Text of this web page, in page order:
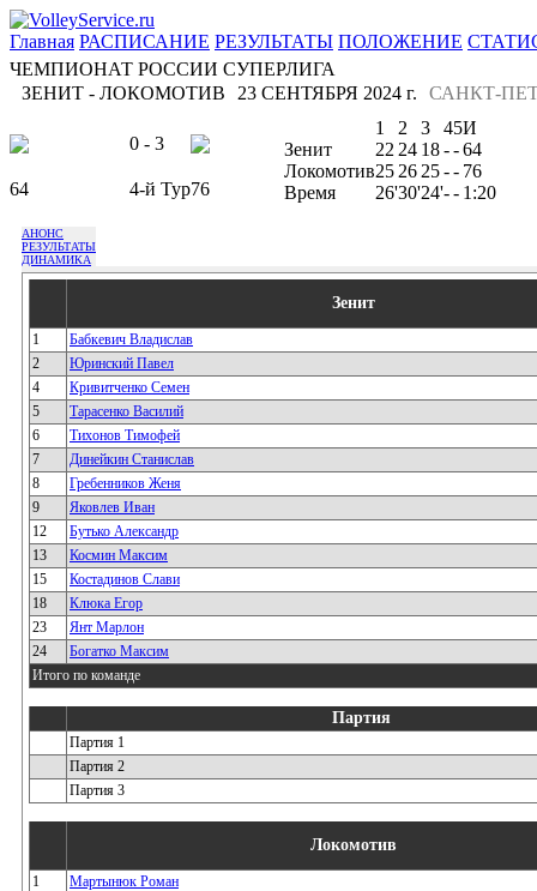
Главная РАСПИСАНИЕ РЕЗУЛЬТАТЫ ПОЛОЖЕНИЕ
ЧЕМПИОНАТ РОССИИ СУПЕРЛИГА
ЗЕНИТ - ЛОКОМОТИВ
САНКТ-
23 СЕНТЯБРЯ 2024 г.
0 - 3
64 4-й Тур76
1 2 3 45И
Зенит
22 24 18--64
Локомотив25 26 25-- 76
Время
26'30'24'-- 1:20
АНОНС
РЕЗУЛЬТАТЫ
ДИНАМИКА
Зенит
1
Бабкевич Владислав
2
Юринский Павел
4
Кривитченко Семен
5
Тарасенко Василий
6
Тихонов Тимофей
7
Динейкин Станислав
8
Гребенников Женя
9
Яковлев Иван
12
Бутько Александр
13
Космин Максим
15
Костадинов Слави
18
Клюка Егор
23
Янт Марлон
24
Богатко Максим
Итого по команде
Партия
Партия 1
Партия 2
Партия 3
Локомотив
1
Мартынюк Роман